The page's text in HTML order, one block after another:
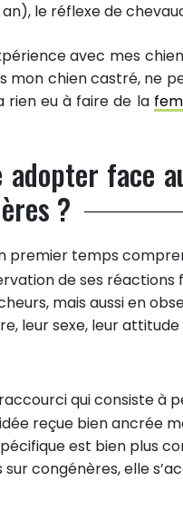
an), le réflexe de
avec mes
mon chien castré, ne
rien eu à faire de la
face
?
premier temps
de ses
mais aussi en
leur sexe, leur
qui consiste à
reçue bien ancrée
est bien plus
congénères, elle